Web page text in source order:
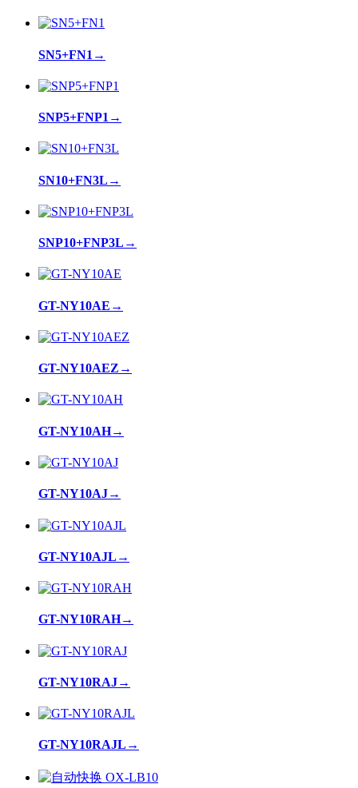
SN5+FN1 →
SNP5+FNP1 →
SN10+FN3L →
SNP10+FNP3L →
GT-NY10AE →
GT-NY10AEZ →
GT-NY10AH→
GT-NY10AJ→
GT-NY10AJL →
GT-NY10RAH→
GT-NY10RAJ→
GT-NY10RAJL →